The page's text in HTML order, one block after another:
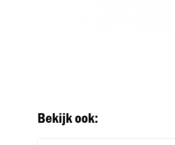
Bekijk ook: